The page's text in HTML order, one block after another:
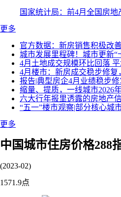
国家统计局：前4月全国房地
更多
官方数据：新房销售积极改
城市发展里程碑！城市更新“
4月土地成交规模环比回落
4月楼市：新房成交稳步修
报告|典型房企4月业绩稳步
缩量、提质，一线城市2026
六大行年报里透露的房地产
“五一”楼市观察|部分核心城
更多
中国城市住房价格288
(2023-02)
1571.9点